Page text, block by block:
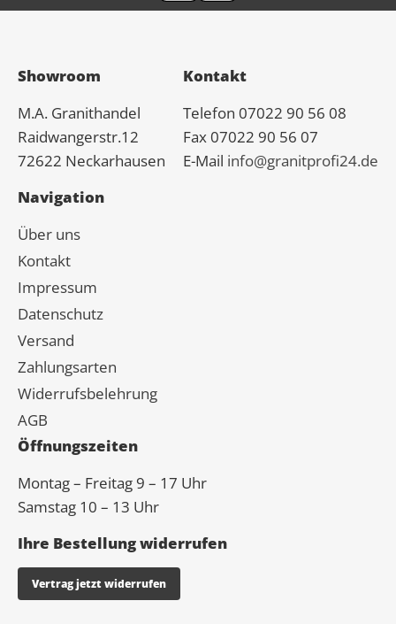
Showroom
M.A. Granithandel
Raidwangerstr.12
72622 Neckarhausen
Kontakt
Telefon 07022 90 56 08
Fax 07022 90 56 07
E-Mail info@granitprofi24.de
Navigation
Über uns
Kontakt
Impressum
Datenschutz
Versand
Zahlungsarten
Widerrufsbelehrung
AGB
Öffnungszeiten
Montag – Freitag 9 – 17 Uhr
Samstag 10 – 13 Uhr
Ihre Bestellung widerrufen
Vertrag jetzt widerrufen